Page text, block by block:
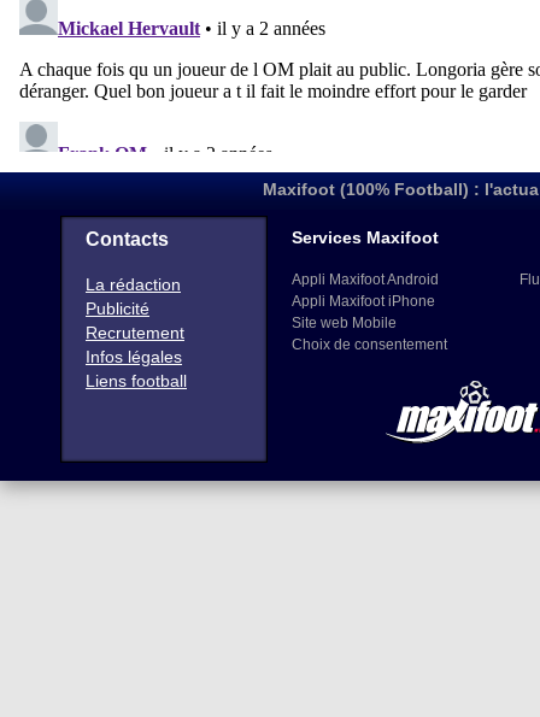
Maxifoot (100% Football) :
Contacts
La rédaction
Publicité
Recrutement
Infos légales
Liens football
Services Maxifoot
Appli Maxifoot Android
Appli Maxifoot iPhone
Site web Mobile
Choix de consentement